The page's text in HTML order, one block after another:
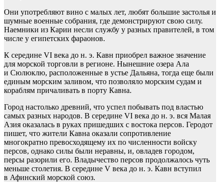
Они употребляют вино с малых лет, любят большие застолья и
шумные военные собрания, где демонстрируют свою силу.
Наемники из Карии несли службу у разных правителей, в том
числе у египетских фараонов.
К середине VI века до н. э. Кавн приобрел важное значение
для морской торговли в регионе. Нынешние озера Ала
и Сюлюклю, расположенные в устье Дальяна, тогда еще были
единым морским заливом, что позволяло морским судам и
кораблям причаливать в порту Кавна.
Город настолько древний, что успел побывать под властью
самых разных народов. В середине VI века до н. э. вся Малая
Азия оказалась в руках пришедших с востока персов. Геродот
пишет, что жители Кавна оказали сопротивление
многократно превосходящему их по численности войску
персов, однако силы были неравны, и, овладев городом,
персы разорили его. Владычество персов продолжалось чуть
меньше столетия. В середине V века до н. э. Кавн вступил
в Афинский морской союз.